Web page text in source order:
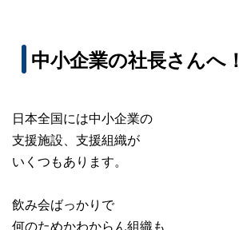
中小企業の社長さんへ！
日本全国には中小企業の
支援施設、支援組織が
いくつもあります。
飲み会ばっかりで
何のためかわからん組織も